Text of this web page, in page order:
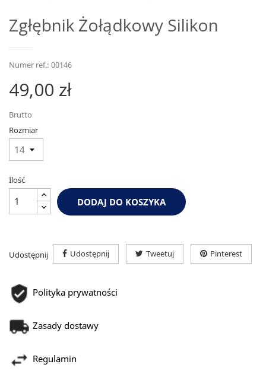
Zgłębnik Żołądkowy Silikon
Numer ref.: 00146
49,00 zł
Brutto
Rozmiar
Ilość
DODAJ DO KOSZYKA
Udostępnij Udostępnij Tweetuj Pinterest
Polityka prywatności
Zasady dostawy
Regulamin